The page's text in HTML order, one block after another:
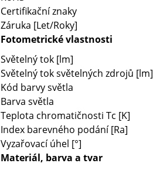
Certifikační znaky
Záruka [Let/Roky]
Fotometrické vlastnosti
Světelný tok [lm]
Světelný tok světelných zdrojů [lm]
Kód barvy světla
Barva světla
Teplota chromatičnosti Tc [K]
Index barevného podání [Ra]
Vyzařovací úhel [°]
Materiál, barva a tvar